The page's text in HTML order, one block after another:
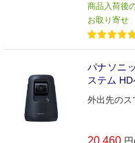
商品入荷後
お取り寄せ
パナソニ
ステム
外出先の
20,460